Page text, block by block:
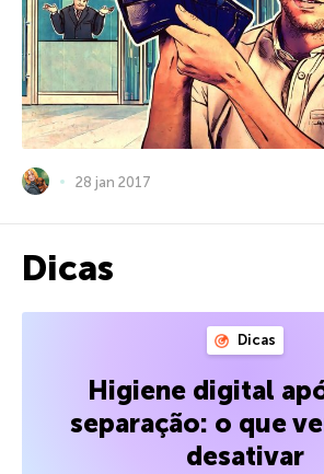
28 jan 2017
Dicas
Dicas
Higiene digital
separação: o que
desativar